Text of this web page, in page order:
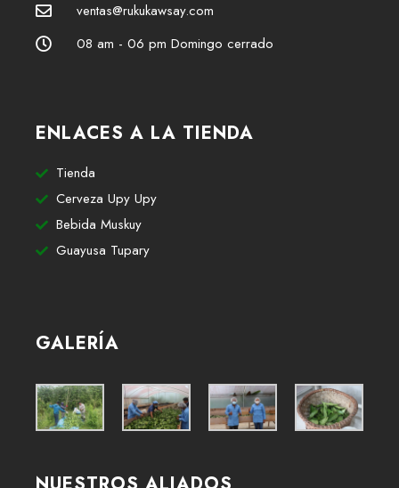
ventas@rukukawsay.com
08 am - 06 pm Domingo cerrado
ENLACES A LA TIENDA
Tienda
Cerveza Upy Upy
Bebida Muskuy
Guayusa Tupary
GALERÍA